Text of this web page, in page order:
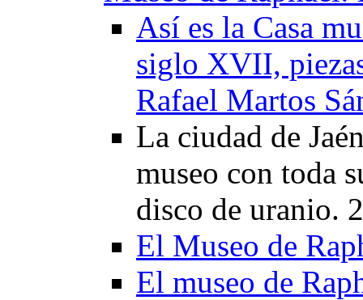
Así es la Casa
siglo XVII,
Rafael Martos
La ciudad de
museo con toda
disco de uranio.
El Museo de
El museo de